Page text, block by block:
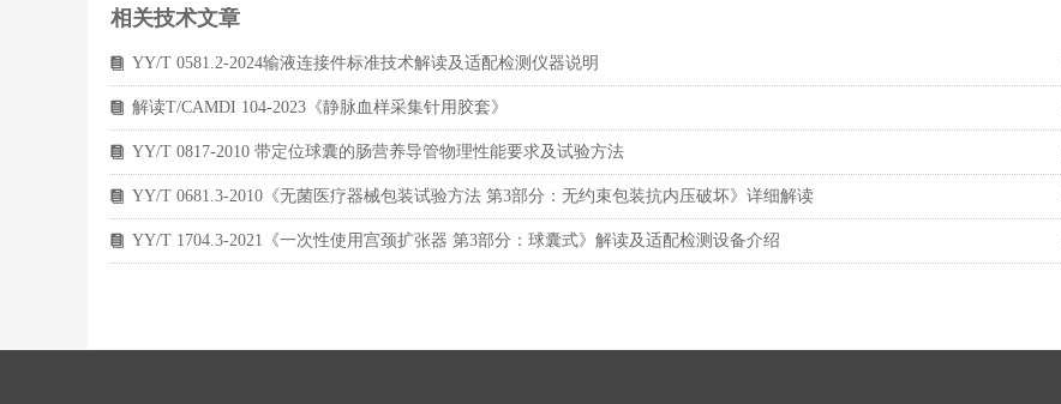
相关技术文章
뀴 YY/T 0581.2-2024输液连接件标准技术解读及适配检测仪器说明
뀴 解读T/CAMDI 104-2023《静脉血样采集针用胶套》
뀴 YY/T 0817-2010 带定位球囊的肠营养导管物理性能要求及试验方法
뀴 YY/T 0681.3-2010《无菌医疗器械包装试验方法 第3部分：无约束包装抗内压破坏》详细解读
뀴 YY/T 1704.3-2021《一次性使用宫颈扩张器 第3部分：球囊式》解读及适配检测设备介绍